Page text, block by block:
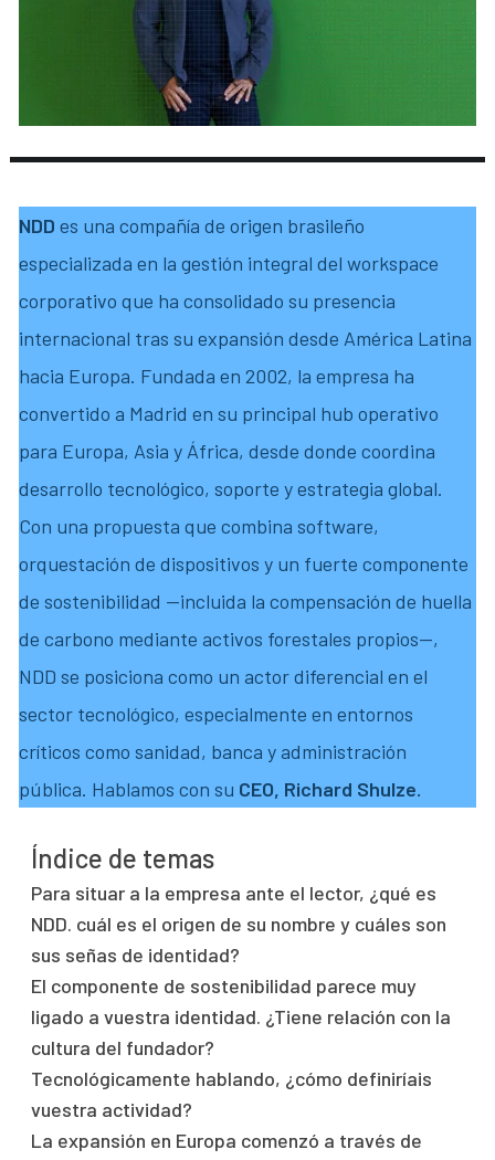
NDDes una compañía de origen brasileño
especializada en la gestión integral del workspace
corporativo que ha consolidado su presencia
internacional tras su expansión desde América Latina
hacia Europa. Fundada en 2002, la empresa ha
convertido a Madrid en su principal hub operativo
para Europa, Asia y África, desde donde coordina
desarrollo tecnológico, soporte y estrategia global.
Con una propuesta que combina software,
orquestación de dispositivos y un fuerte componente
de sostenibilidad —incluida la compensación de huella
de carbono mediante activos forestales propios—,
NDD se posiciona como un actor diferencial en el
sector tecnológico, especialmente en entornos
críticos como sanidad, banca y administración
pública. Hablamos con su CEO, Richard Shulze.
Índice de temas
Para situar a la empresa ante el lector, ¿qué es
NDD. cuál es el origen de su nombre y cuáles son
sus señas de identidad?
El componente de sostenibilidad parece muy
ligado a vuestra identidad. ¿Tiene relación con la
cultura del fundador?
Tecnológicamente hablando, ¿cómo definiríais
vuestra actividad?
La expansión en Europa comenzó a través de